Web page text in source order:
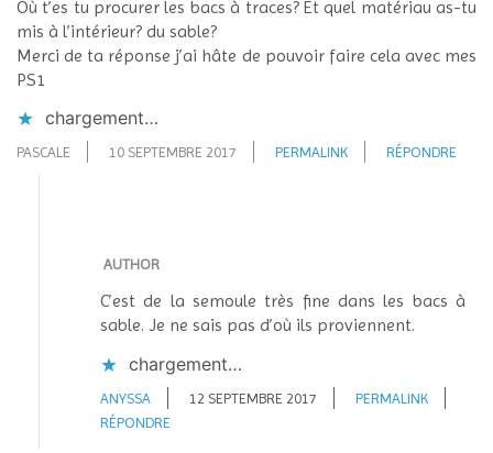
Où t’es tu procurer les bacs à traces? Et quel matériau as-tu
mis à l’intérieur? du sable?
Merci de ta réponse j’ai hâte de pouvoir faire cela avec mes
PS1
chargement…
PASCALE 10 SEPTEMBRE 2017 PERMALINK RÉPONDRE
AUTHOR
C’est de la semoule très fine dans les bacs à
sable. Je ne sais pas d’où ils proviennent.
chargement…
ANYSSA 12 SEPTEMBRE 2017
PERMALINK
RÉPONDRE